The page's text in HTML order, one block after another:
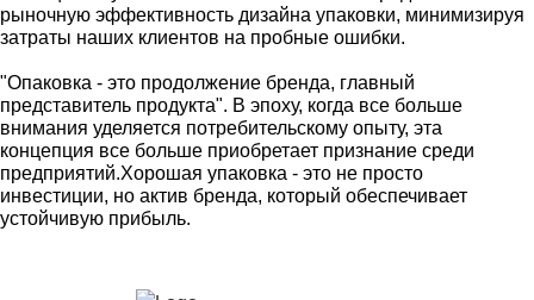
рыночную эффективность дизайна упаковки, минимизируя
затраты наших клиентов на пробные ошибки.
"Опаковка - это продолжение бренда, главный
представитель продукта". В эпоху, когда все больше
внимания уделяется потребительскому опыту, эта
концепция все больше приобретает признание среди
предприятий.Хорошая упаковка - это не просто
инвестиции, но актив бренда, который обеспечивает
устойчивую прибыль.